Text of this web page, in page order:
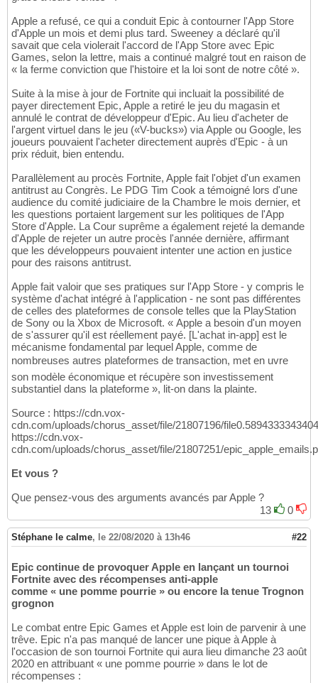
Apple a refusé, ce qui a conduit Epic à contourner l'App Store
d'Apple un mois et demi plus tard. Sweeney a déclaré qu'il
savait que cela violerait l'accord de l'App Store avec Epic
Games, selon la lettre, mais a continué malgré tout en raison de
« la ferme conviction que l'histoire et la loi sont de notre côté ».
Suite à la mise à jour de Fortnite qui incluait la possibilité de
payer directement Epic, Apple a retiré le jeu du magasin et
annulé le contrat de développeur d'Epic. Au lieu d'acheter de
l'argent virtuel dans le jeu («V-bucks») via Apple ou Google, les
joueurs pouvaient l'acheter directement auprès d'Epic - à un
prix réduit, bien entendu.
Parallèlement au procès Fortnite, Apple fait l'objet d'un examen
antitrust au Congrès. Le PDG Tim Cook a témoigné lors d'une
audience du comité judiciaire de la Chambre le mois dernier, et
les questions portaient largement sur les politiques de l'App
Store d'Apple. La Cour suprême a également rejeté la demande
d'Apple de rejeter un autre procès l'année dernière, affirmant
que les développeurs pouvaient intenter une action en justice
pour des raisons antitrust.
Apple fait valoir que ses pratiques sur l'App Store - y compris le
système d'achat intégré à l'application - ne sont pas différentes
de celles des plateformes de console telles que la PlayStation
de Sony ou la Xbox de Microsoft. « Apple a besoin d'un moyen
de s'assurer qu'il est réellement payé. [L'achat in-app] est le
mécanisme fondamental par lequel Apple, comme de
nombreuses autres plateformes de transaction, met en uvre
son modèle économique et récupère son investissement
substantiel dans la plateforme », lit-on dans la plainte.
Source : https://cdn.vox-
cdn.com/uploads/chorus_asset/file/21807196/
https://cdn.vox-
cdn.com/uploads/chorus_asset/file/21807251/
Et vous ?
Que pensez-vous des arguments avancés par Apple ?
13
0
Stéphane le calme, le 22/08/2020 à 13h46 #22
Epic continue de provoquer Apple en lançant un tournoi
Fortnite avec des récompenses anti-apple
comme « une pomme pourrie » ou encore la tenue Trognon
grognon
Le combat entre Epic Games et Apple est loin de parvenir à une
trêve. Epic n'a pas manqué de lancer une pique à Apple à
l'occasion de son tournoi Fortnite qui aura lieu dimanche 23 août
2020 en attribuant « une pomme pourrie » dans le lot de
récompenses :